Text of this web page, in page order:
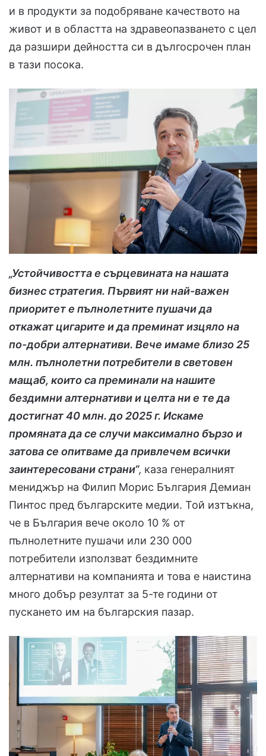
и в продукти за подобряване качеството на
живот и в областта на здравеопазването с цел
да разшири дейността си в дългосрочен план
в тази посока.
„Устойчивостта е сърцевината на нашата
бизнес стратегия. Първият ни най-важен
приоритет е пълнолетните пушачи да
откажат цигарите и да преминат изцяло на
по-добри алтернативи. Вече имаме близо 25
млн. пълнолетни потребители в световен
мащаб, които са преминали на нашите
бездимни алтернативи и целта ни е те да
достигнат 40 млн. до 2025 г. Искаме
промяната да се случи максимално бързо и
затова се опитваме да привлечем всички
заинтересовани страни“, каза генералният
мениджър на Филип Морис България Демиан
Пинтос пред българските медии. Той изтъкна,
че в България вече около 10 % от
пълнолетните пушачи или 230 000
потребители използват бездимните
алтернативи на компанията и това е наистина
много добър резултат за 5-те години от
пускането им на българския пазар.